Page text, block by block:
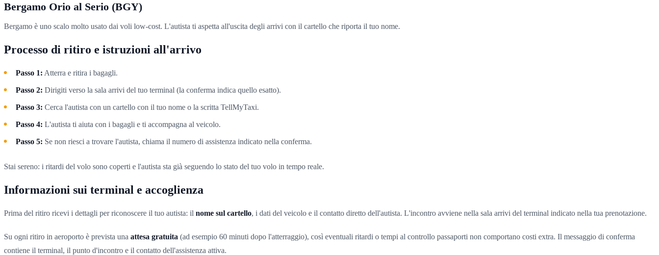
Bergamo Orio al Serio (BGY)
Bergamo è uno scalo molto usato dai voli low-cost. L'autista ti aspetta all'uscita degli arrivi con il cartello che riporta il tuo nome.
Processo di ritiro e istruzioni all'arrivo
Passo 1: Atterra e ritira i bagagli.
Passo 2: Dirigiti verso la sala arrivi del tuo terminal (la conferma indica quello esatto).
Passo 3: Cerca l'autista con un cartello con il tuo nome o la scritta TellMyTaxi.
Passo 4: L'autista ti aiuta con i bagagli e ti accompagna al veicolo.
Passo 5: Se non riesci a trovare l'autista, chiama il numero di assistenza indicato nella conferma.
Stai sereno: i ritardi del volo sono coperti e l'autista sta già seguendo lo stato del tuo volo in tempo reale.
Informazioni sui terminal e accoglienza
Prima del ritiro ricevi i dettagli per riconoscere il tuo autista: il nome sul cartello, i dati del veicolo e il contatto diretto dell'autista. L'incontro avviene nella sala arrivi del terminal indicato nella tua prenotazione.
Su ogni ritiro in aeroporto è prevista una attesa gratuita (ad esempio 60 minuti dopo l'atterraggio), così eventuali ritardi o tempi al controllo passaporti non comportano costi extra. Il messaggio di conferma
contiene il terminal, il punto d'incontro e il contatto dell'assistenza attiva.